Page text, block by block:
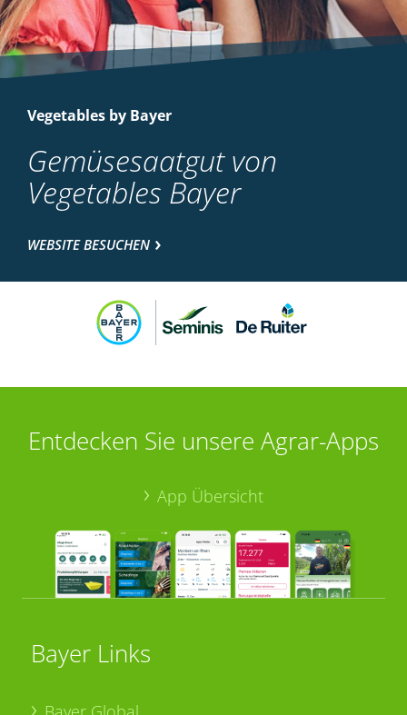
Vegetables by Bayer
Gemüsesaatgut von
Vegetables Bayer
WEBSITE BESUCHEN
Entdecken Sie unsere Agrar-Apps
App Übersicht
Bayer Links